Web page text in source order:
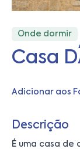
Onde dormir
Casa
Adicionar aos
Descrição
É uma casa